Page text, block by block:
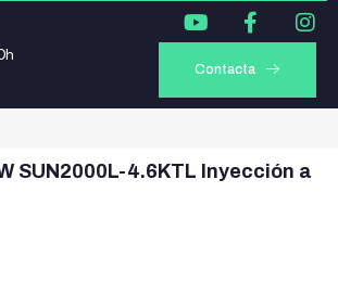
Contacta
SUN2000L-4.6KTL Inyección a